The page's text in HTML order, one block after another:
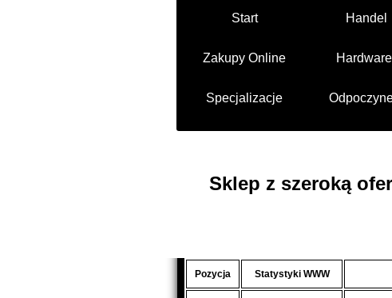
Start Handel
Zakupy Online Hardware
Specjalizacje
Sklep z szeroką
Pozycja Statystyki WWW